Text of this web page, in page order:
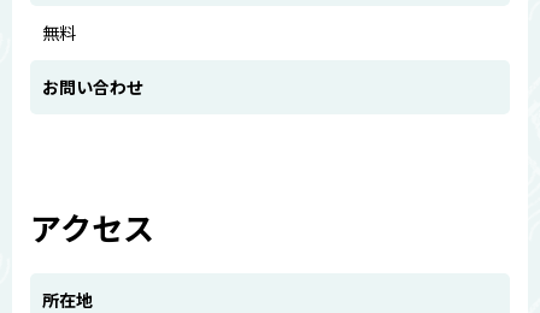
無料
お問い合わせ
アクセス
所在地